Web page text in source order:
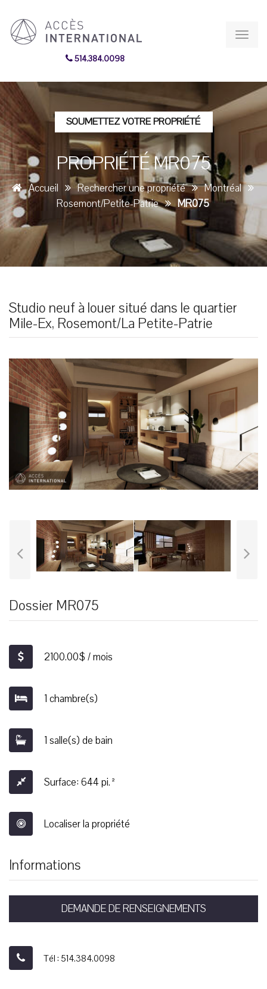
514.384.0098
SOUMETTEZ VOTRE PROPRIÉTÉ
PROPRIÉTÉ MR075
Accueil Rechercher une propriété
Montréal
Rosemont/Petite-Patrie
MR075
Studio neuf à louer situé dans le quartier
Mile-Ex, Rosemont/La Petite-Patrie
Dossier MR075
2100.00$ / mois
1 chambre(s)
1 salle(s) de bain
Surface: 644 pi.²
Localiser la propriété
Informations
DEMANDE DE RENSEIGNEMENTS
Tél : 514.384.0098